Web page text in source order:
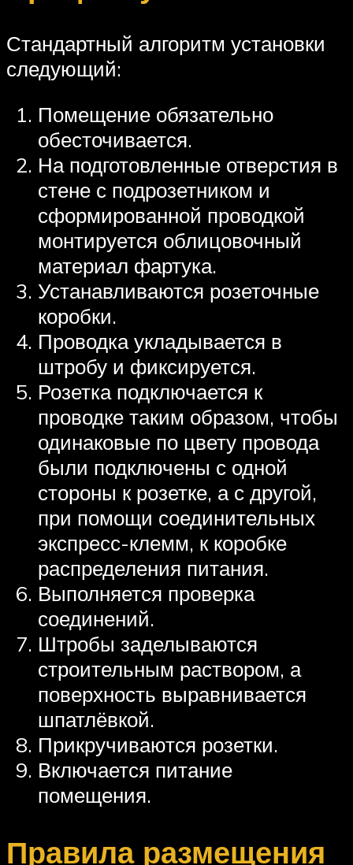
Стандартный алгоритм установки
следующий:
Помещение обязательно
обесточивается.
На подготовленные отверстия в
стене с подрозетником и
сформированной проводкой
монтируется облицовочный
материал фартука.
Устанавливаются розеточные
коробки.
Проводка укладывается в
штробу и фиксируется.
Розетка подключается к
проводке таким образом, чтобы
одинаковые по цвету провода
были подключены с одной
стороны к розетке, а с другой,
при помощи соединительных
экспресс-клемм, к коробке
распределения питания.
Выполняется проверка
соединений.
Штробы заделываются
строительным раствором, а
поверхность выравнивается
шпатлёвкой.
Прикручиваются розетки.
Включается питание
помещения.
Правила размещения